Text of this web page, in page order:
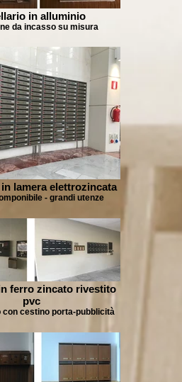
in alluminio
da incasso su misura
lamera elettrozincata
- grandi utenze
ferro zincato rivestito
pvc
con cestino porta-pubblicità